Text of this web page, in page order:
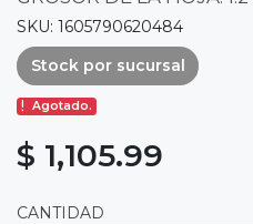
SKU: 1605790620484
Stock por sucursal
Agotado.
$ 1,105.99
CANTIDAD